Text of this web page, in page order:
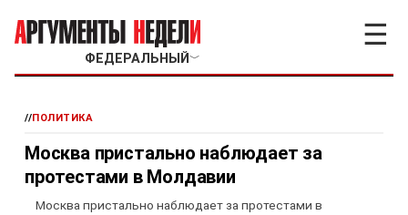
ФЕДЕРАЛЬНЫЙ ﹀
☰
//ПОЛИТИКА
Москва пристально наблюдает за
протестами в Молдавии
Москва пристально наблюдает за протестами в